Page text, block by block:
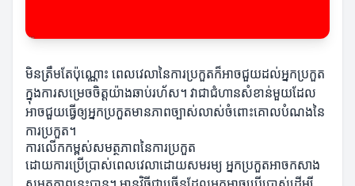
មិនត្រឹមតែប៉ុណ្ណោះ ពេលវេលានៃការប្រកួតក៏អាចជួយដល់អ្នកប្រកួត
ក្នុងការសម្រេចចិត្តយ៉ាងឆាប់រហ័ស។ វាជាជំហានសំខាន់មួយដែល
អាចជួយធ្វើឲ្យអ្នកប្រកួតមានភាពច្បាស់លាស់ចំពោះគោលបំណងនៃ
ការប្រកួត។
ការលើកកម្ពស់សមត្ថភាពនៃការប្រកួត
ដោយការប្រើប្រាស់ពេលវេលាដោយសមរម្យ អ្នកប្រកួតអាចកសាង